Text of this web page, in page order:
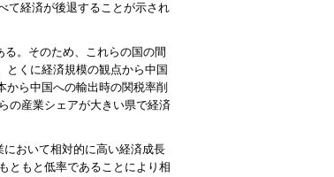
て経済が後退することが示され
。そのため、これらの国の間
くに経済規模の観点から中国
ら中国への輸出時の関税率削
の産業シェアが大きい県で経済
おいて相対的に高い経済成長
ともと低率であることにより相